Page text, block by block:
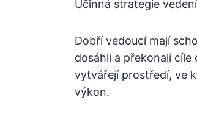
Účinná strategie
Dobří vedoucí mají
dosáhli a překonali cíle
vytvářejí prostředí, ve
výkon.